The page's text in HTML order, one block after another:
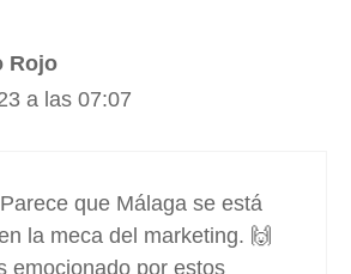
Rojo
a las 07:07
que Málaga se está
la meca del marketing. 🙌
emocionado por estos